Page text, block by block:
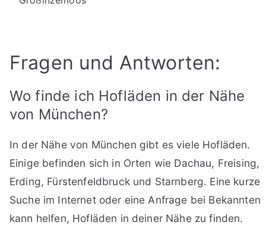
Fragen und Antworten:
Wo finde ich Hofläden in der Nähe
von München?
In der Nähe von München gibt es viele Hofläden.
Einige befinden sich in Orten wie Dachau, Freising,
Erding, Fürstenfeldbruck und Starnberg. Eine kurze
Suche im Internet oder eine Anfrage bei Bekannten
kann helfen, Hofläden in deiner Nähe zu finden.